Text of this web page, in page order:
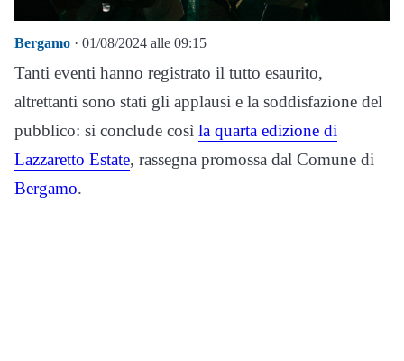
Bergamo · 01/08/2024 alle 09:15
Tanti eventi hanno registrato il tutto esaurito,
altrettanti sono stati gli applausi e la soddisfazione del
pubblico: si conclude così la quarta edizione di
Lazzaretto Estate, rassegna promossa dal Comune di
Bergamo.